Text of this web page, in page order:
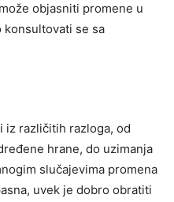
objasniti promene u
konsultovati se sa
iz različitih razloga, od
hrane, do uzimanja
slučajevima promena
uvek je dobro obratiti